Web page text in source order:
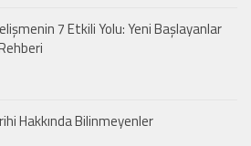
7 Etkili Yolu: Yeni Başlayanlar
Hakkında Bilinmeyenler